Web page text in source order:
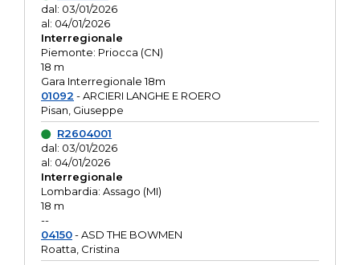
dal: 03/01/2026
al: 04/01/2026
Interregionale
Piemonte: Priocca (CN)
18 m
Gara Interregionale 18m
01092 - ARCIERI LANGHE E ROERO
Pisan, Giuseppe
R2604001
dal: 03/01/2026
al: 04/01/2026
Interregionale
Lombardia: Assago (MI)
18 m
--
04150- ASD THE BOWMEN
Roatta, Cristina